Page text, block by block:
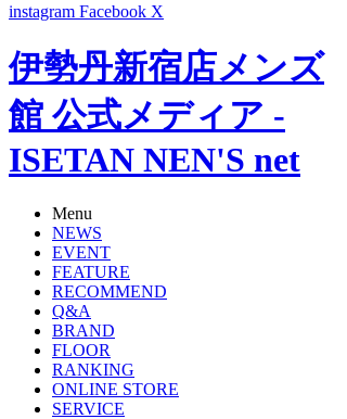
instagram Facebook X
伊勢丹新宿店メンズ
館 公式メディア -
ISETAN NEN'S net
Menu
NEWS
EVENT
FEATURE
RECOMMEND
Q&A
BRAND
FLOOR
RANKING
ONLINE STORE
SERVICE